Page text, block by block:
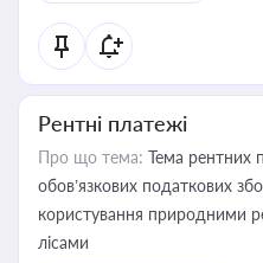
Рентні платежі
Про що тема: Тема рентних
обов’язкових податкових
користування природними
лісами